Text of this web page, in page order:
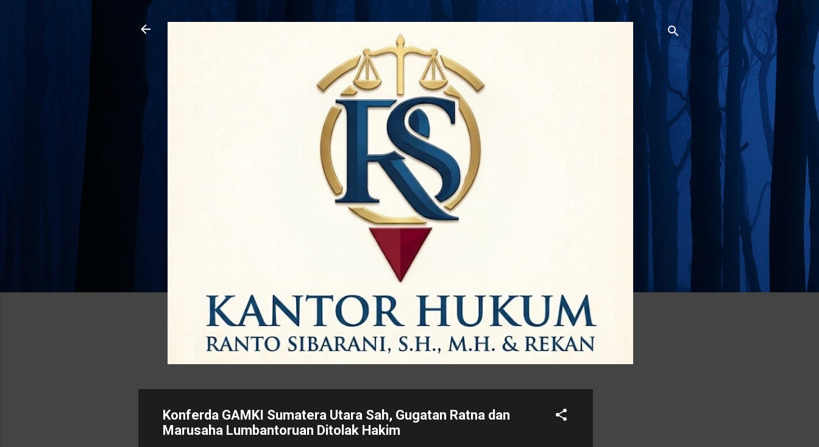
Konferda GAMKI Sumatera Utara Sah, Gugatan Ratna dan
Marusaha Lumbantoruan Ditolak Hakim